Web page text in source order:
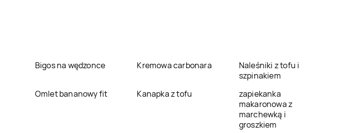
Bigos na wędzonce Kremowa carbonara
Naleśniki z tofu i
szpinakiem
Omlet bananowy fit Kanapka z tofu
zapiekanka
makaronowa z
marchewką i
groszkiem